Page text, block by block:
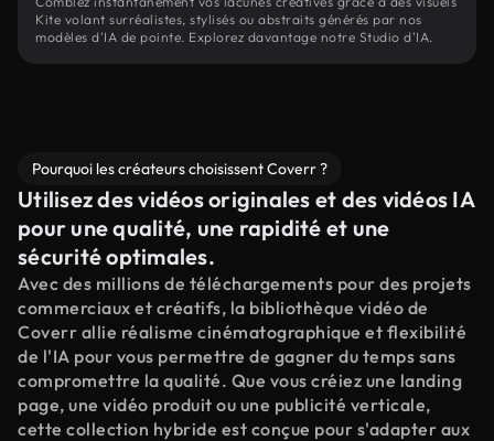
Kite volant surréalistes, stylisés ou abstraits générés par nos
modèles d'IA de pointe. Explorez davantage notre Studio d'IA.
Pourquoi les créateurs choisissent Coverr ?
Utilisez des vidéos originales et des vidéos IA
pour une qualité, une rapidité et une
sécurité optimales.
Avec des millions de téléchargements pour des projets
commerciaux et créatifs, la bibliothèque vidéo de
Coverr allie réalisme cinématographique et flexibilité
de l'IA pour vous permettre de gagner du temps sans
compromettre la qualité. Que vous créiez une landing
page, une vidéo produit ou une publicité verticale,
cette collection hybride est conçue pour s'adapter aux